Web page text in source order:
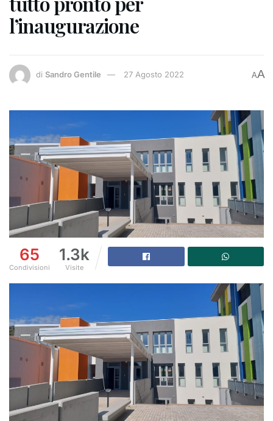
l’inaugurazione
di Sandro Gentile 27 Agosto 2022 AA
65
Condivisioni
1.3k
Visite